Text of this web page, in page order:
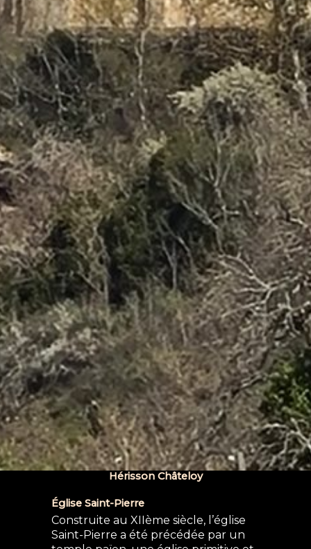
Hérisson Châteloy
Église Saint-Pierre
Construite au XIIème siècle, l’église
Saint-Pierre a été précédée par un